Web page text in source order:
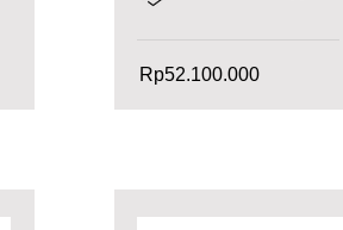
Rp52.100.000